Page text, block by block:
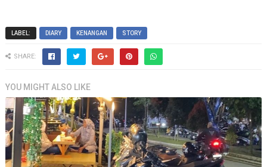
LABEL: DIARY KENANGAN STORY
SHARE:
YOU MIGHT ALSO LIKE